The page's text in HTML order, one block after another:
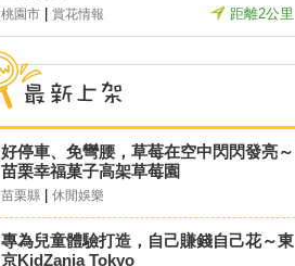
桃園市 賞花情報 距離2公里
好停車、免彎腰，草莓在空中閃閃發亮～
苗栗幸福菓子高架草莓園
苗栗縣 休閒娛樂
專為兒童體驗打造，自己賺錢自己花～東
京KidZania Tokyo